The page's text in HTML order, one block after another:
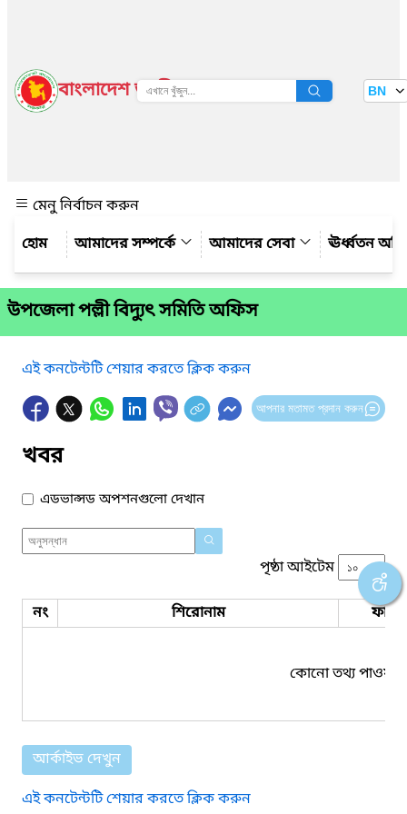
বাংলাদেশ জাতীয় তথ্য বাতায়ন BN
মেনু নির্বাচন করুন
আমাদের সম্পর্কে
আমাদের সেবা ঊর্ধ্বতন
উপজেলা পল্লী বিদ্যুৎ সমিতি অফিস
এই কনটেন্টটি শেয়ার করতে ক্লিক করুন
আপনার মতামত প্রদান করুন
খবর
এডভান্সড অপশনগুলো দেখান
পৃষ্ঠা আইটেম
নং শিরোনাম ফাইল
কোনো তথ্য পাওয়া
আর্কাইভ দেখুন
এই কনটেন্টটি শেয়ার করতে ক্লিক করুন